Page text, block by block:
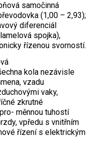
samočinná
(1,00 – 2,93);
diferenciál
spojka),
řízenou svorností.
kola nezávisle
vzadu
vaky,
zkrutné
měnnou tuhostí
vpředu s vnitřním
řízení s elektrickým